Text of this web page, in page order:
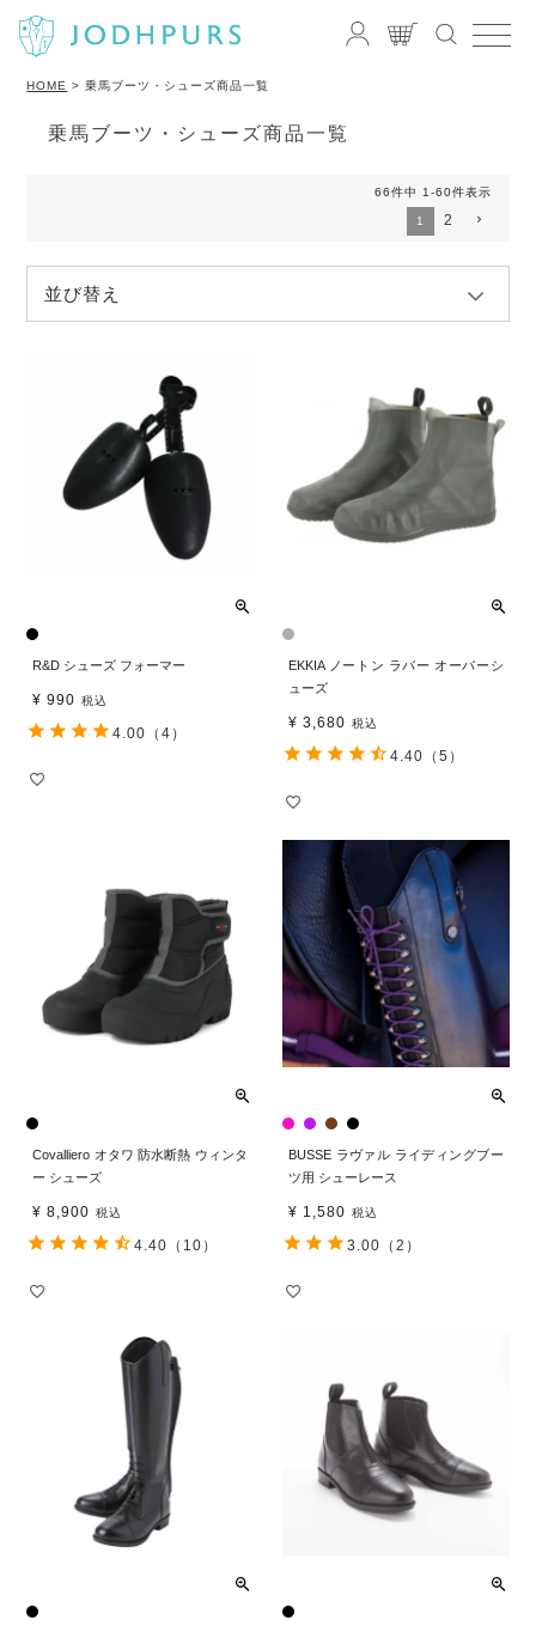
HOME 乗馬ブーツ・シューズ商品一覧
乗馬ブーツ・シューズ商品一覧
並び替え
66件中 1 -60件表示
1 2
R&D シューズ フォーマー
¥ 990 税込
4.00 （4）
EKKIA ノートン ラバー オーバーシ
ューズ
¥ 3,680 税込
4.40 （5）
Covalliero オタワ 防水断熱 ウィンタ
ー シューズ
¥ 8,900 税込
4.40 （10）
BUSSE ラヴァル ライディングブー
ツ用 シューレース
¥ 1,580 税込
3.00 （2）